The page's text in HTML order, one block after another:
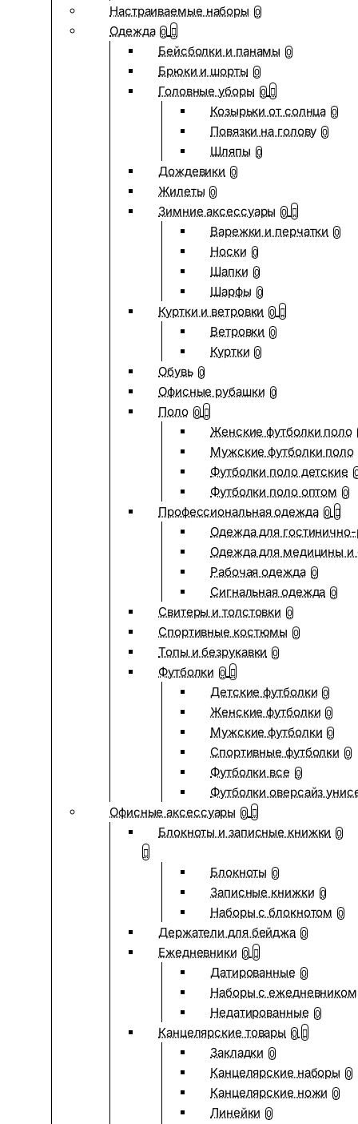
Настраиваемые наборы 0
Одежда 0
Бейсболки и панамы 0
Брюки и шорты 0
Головные уборы 0
Козырьки от солнца 0
Повязки на голову 0
Шляпы 0
Дождевики 0
Жилеты 0
Зимние аксессуары 0
Варежки и перчатки 0
Носки 0
Шапки 0
Шарфы 0
Куртки и ветровки 0
Ветровки 0
Куртки 0
Обувь 0
Офисные рубашки 0
Поло 0
Женские футболки поло
Мужские футболки поло
Футболки поло детские
Футболки поло оптом 0
Профессиональная одежда 0
Одежда для
Одежда для медицины и
Рабочая одежда 0
Сигнальная одежда 0
Свитеры и толстовки 0
Спортивные костюмы 0
Топы и безрукавки 0
Футболки 0
Детские футболки 0
Женские футболки 0
Мужские футболки 0
Спортивные футболки 0
Футболки все 0
Футболки оверсайз
Офисные аксессуары 0
Блокноты и записные книжки 0
Блокноты 0
Записные книжки 0
Наборы с блокнотом 0
Держатели для бейджа 0
Ежедневники 0
Датированные 0
Наборы с ежедневником
Недатированные 0
Канцелярские товары 0
Закладки 0
Канцелярские наборы 0
Канцелярские ножи 0
Линейки 0